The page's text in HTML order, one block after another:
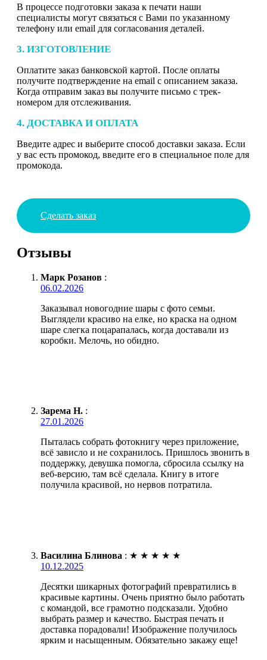
В процессе подготовки заказа к печати наши
специалисты могут связаться с Вами по указанному
телефону или email для согласования деталей.
3. ИЗГОТОВЛЕНИЕ
Оплатите заказ банковской картой. После оплаты
получите подтверждение на email с описанием заказа.
Когда отправим заказ вы получите письмо с трек-
номером для отслеживания.
4. ДОСТАВКА И ОПЛАТА
Введите адрес и выберите способ доставки заказа. Если
у вас есть промокод, введите его в специальное поле для
промокода.
Сделать заказ
Отзывы
Марк Розанов :
06.02.2026
Заказывал новогодние шары с фото семьи.
Выглядели красиво на елке, но краска на одном
шаре слегка поцарапалась, когда доставали из
коробки. Мелочь, но обидно.
Зарема Н. :
27.01.2026
Пыталась собрать фотокнигу через приложение,
всё зависло и не сохранилось. Пришлось звонить в
поддержку, девушка помогла, сбросила ссылку на
веб-версию, там всё сделала. Книгу в итоге
получила красивой, но нервов потратила.
Василина Блинова : ★ ★ ★ ★ ★
10.12.2025
Десятки шикарных фотографий превратились в
красивые картины. Очень приятно было работать
с командой, все грамотно подсказали. Удобно
выбрать размер и качество. Быстрая печать и
доставка порадовали! Изображение получилось
ярким и насыщенным. Обязательно закажу еще!